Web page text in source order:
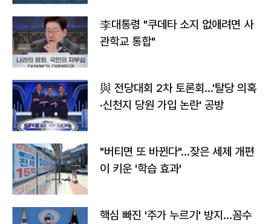
李대통령 "쿠데타 소지 없애려면 사
관학교 통합"
與 전당대회 2차 토론회…'탈당 의혹
·신천지 당원 가입 논란' 공방
"버티면 또 바뀐다"…잦은 세제 개편
이 키운 '학습 효과'
핵심 빠진 '주가 누르기' 방지…꼼수